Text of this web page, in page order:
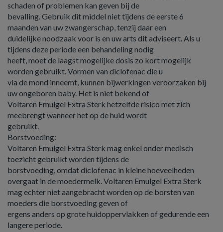
schaden of problemen kan geven bij de
bevalling. Gebruik dit middel niet tijdens de eerste 6
maanden van uw zwangerschap, tenzij daar een
duidelijke noodzaak voor is en uw arts dit adviseert. Als u
tijdens deze periode een behandeling nodig
heeft, moet de laagst mogelijke dosis zo kort mogelijk
worden gebruikt. Vormen van diclofenac die u
via de mond inneemt, kunnen bijwerkingen veroorzaken bij
uw ongeboren baby. Het is niet bekend of
Voltaren Emulgel Extra Sterk hetzelfde risico met zich
meebrengt wanneer het op de huid wordt
gebruikt.
Borstvoeding:
Voltaren Emulgel Extra Sterk mag enkel onder medisch
toezicht gebruikt worden tijdens de
borstvoeding, omdat diclofenac in kleine hoeveelheden
overgaat in de moedermelk. Voltaren Emulgel Extra Sterk
mag echter niet aangebracht worden op de borsten van
moeders die borstvoeding geven of
ergens anders op grote huidoppervlakken of gedurende een
langere periode.